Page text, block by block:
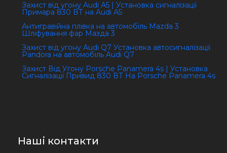
Захист від угону Audi А5 | Установка сигналізації
Примара 830 ВТ на Audi А5
Антигравійна плівка на автомобіль Mazda 3
Шліфування фар Мазда 3
Захист від угону Audi Q7 Установка автосигналізації
Pandora на автомобіль Audi Q7
Захист Від Угону Porsche Panamera 4s | Установка
Сигналізації Привид 830 ВТ На Porsche Panamera 4s
Наші контакти